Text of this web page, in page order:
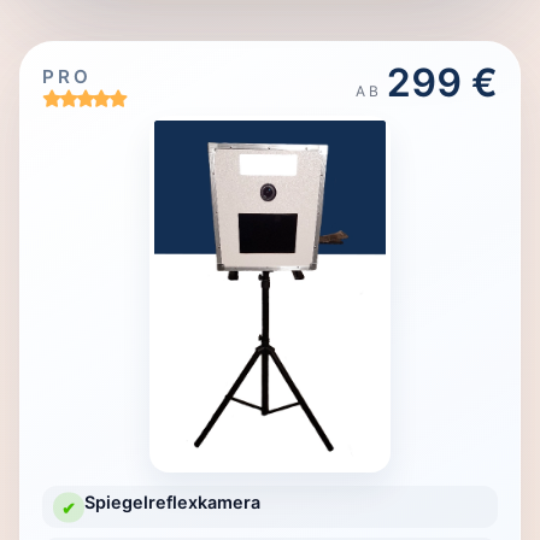
PRO
AB 299 €
✔ Spiegelreflexkamera